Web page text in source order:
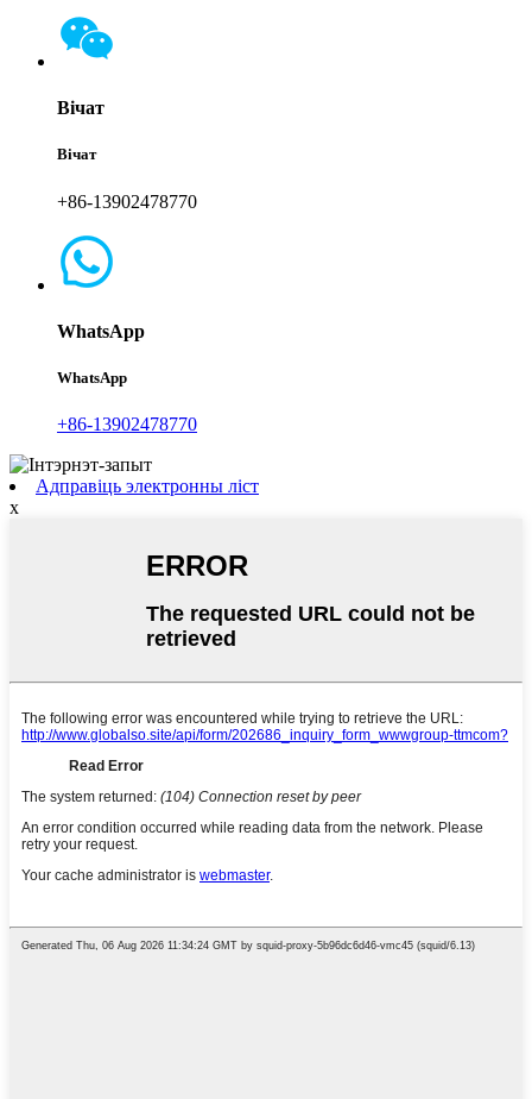
Вічат
Вічат
+86-13902478770
WhatsApp
WhatsApp
+86-13902478770
Адправіць электронны ліст
x